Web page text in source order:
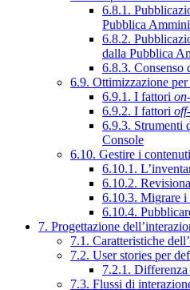
6.8.1.
Pubblica
6.8.2.
dalla Pubblica
6.8.3. Consenso
6.9. Ottimizzazione
6.9.1. I fattori
6.9.2. I fattori
6.9.3. Strumenti
Console
6.10. Gestire i contenuti
6.10.1.
6.10.2.
6.10.3. Migrare i
6.10.4.
7. Progettazione
7.1. Caratteristiche
7.2. User stories per
7.2.1. Differenza
7.3. Flussi di